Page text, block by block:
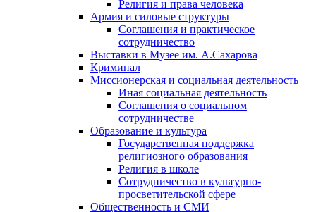
Религия и права человека
Армия и силовые структуры
Соглашения и практическое
сотрудничество
Выставки в Музее им. А.Сахарова
Криминал
Миссионерская и социальная деятельность
Иная социальная деятельность
Соглашения о социальном
сотрудничестве
Образование и культура
Государственная поддержка
религиозного образования
Религия в школе
Сотрудничество в культурно-
просветительской сфере
Общественность и СМИ